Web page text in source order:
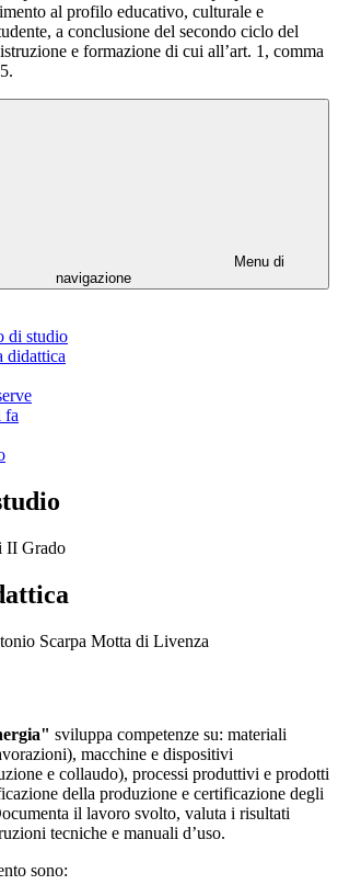
al profilo educativo, culturale e
a conclusione del secondo ciclo del
e formazione di cui all’art. 1, comma
Menu di
navigazione
di studio
didattica
fa
II Grado
Scarpa Motta di Livenza
sviluppa competenze su: materiali
macchine e dispositivi
e collaudo), processi produttivi e prodotti
della produzione e certificazione degli
il lavoro svolto, valuta i risultati
tecniche e manuali d’uso.
sono: